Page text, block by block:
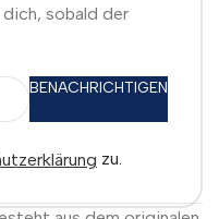
sobald der
BENACHRICHTIGEN
zu.